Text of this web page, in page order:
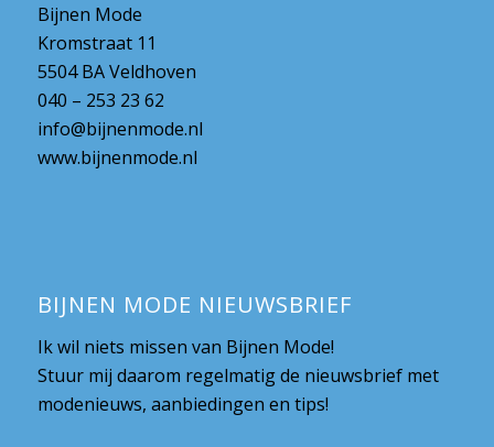
Bijnen Mode
Kromstraat 11
5504 BA Veldhoven
040 – 253 23 62
info@bijnenmode.nl
www.bijnenmode.nl
BIJNEN MODE NIEUWSBRIEF
Ik wil niets missen van Bijnen Mode!
Stuur mij daarom regelmatig de nieuwsbrief met
modenieuws, aanbiedingen en tips!